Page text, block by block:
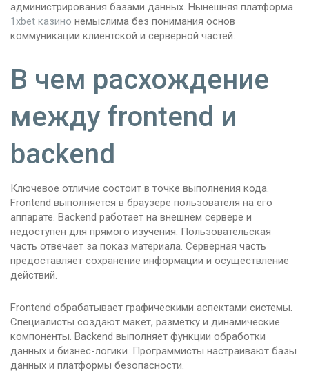
администрирования базами данных. Нынешняя платформа
1xbet казино немыслима без понимания основ
коммуникации клиентской и серверной частей.
В чем расхождение
между frontend и
backend
Ключевое отличие состоит в точке выполнения кода.
Frontend выполняется в браузере пользователя на его
аппарате. Backend работает на внешнем сервере и
недоступен для прямого изучения. Пользовательская
часть отвечает за показ материала. Серверная часть
предоставляет сохранение информации и осуществление
действий.
Frontend обрабатывает графическими аспектами системы.
Специалисты создают макет, разметку и динамические
компоненты. Backend выполняет функции обработки
данных и бизнес-логики. Программисты настраивают базы
данных и платформы безопасности.